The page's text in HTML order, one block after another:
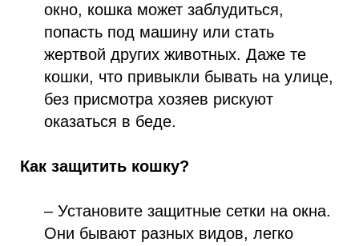
окно, кошка может заблудиться,
попасть под машину или стать
жертвой других животных. Даже те
кошки, что привыкли бывать на улице,
без присмотра хозяев рискуют
оказаться в беде.
Как защитить кошку?
– Установите защитные сетки на окна.
Они бывают разных видов, легко